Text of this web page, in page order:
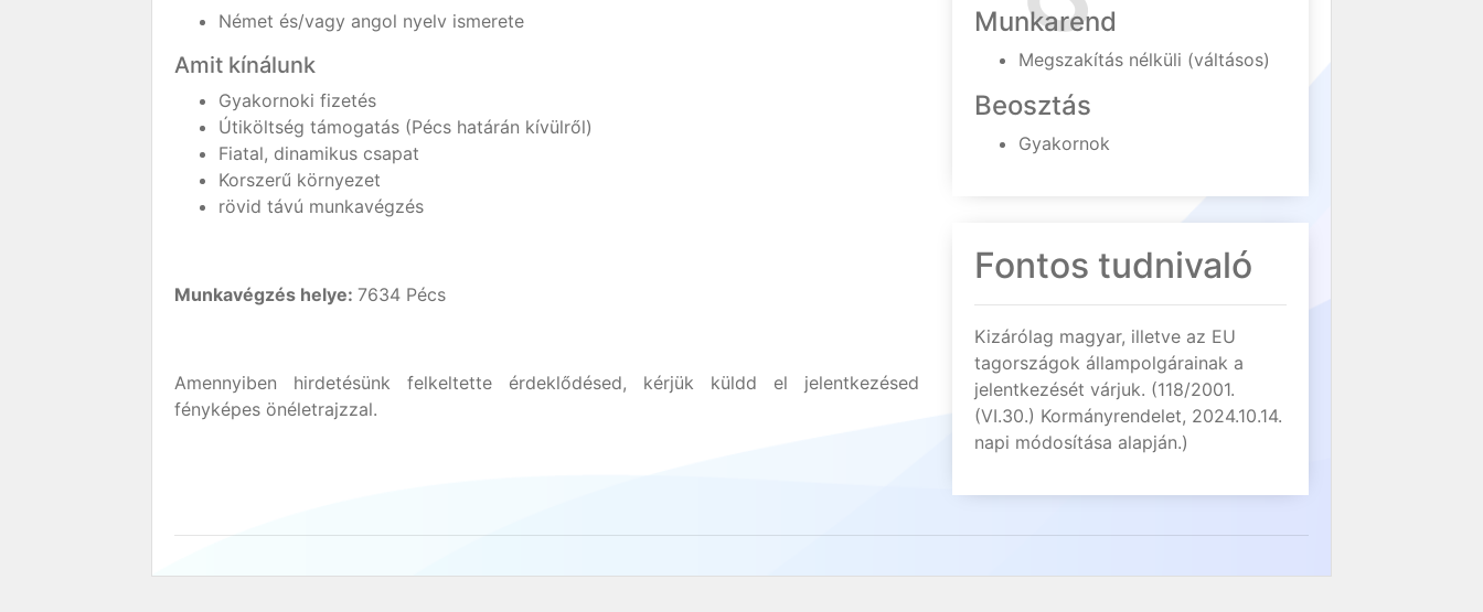
Német és/vagy angol nyelv ismerete
Amit kínálunk
Gyakornoki fizetés
Útiköltség támogatás (Pécs határán kívülről)
Fiatal, dinamikus csapat
Korszerű környezet
rövid távú munkavégzés
Munkavégzés helye: 7634 Pécs
Amennyiben hirdetésünk felkeltette érdeklődésed, kérjük küldd el jelentkezésed
fényképes önéletrajzzal.
Munkarend
Megszakítás nélküli (váltásos)
Beosztás
Gyakornok
Fontos tudnivaló
Kizárólag magyar, illetve az EU
tagországok állampolgárainak a
jelentkezését várjuk. (118/2001.
(VI.30.) Kormányrendelet, 2024.10.14.
napi módosítása alapján.)